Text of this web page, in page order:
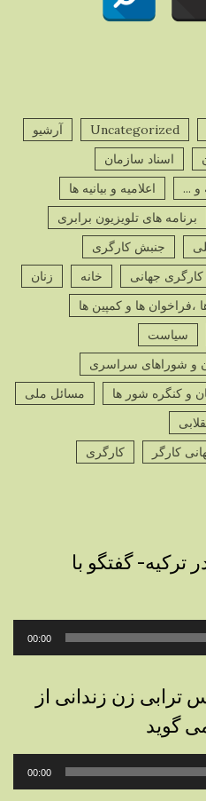
Uncategorized
آرشیو
اسناد سازمان
و ...
اعلامیه و بیانیه ها
برنامه های تلویزیون برابری
جنبش کارگری
جهانی خانه
زنان
،فراخوان ها و کمپین ها
سیاست
و شوراهای سراسری
و کنگره شور ها
مسائل ملی
کارگر
کارگری
ترکیه- گفتگو با
00:00
ترابی زن زندانی از
گوید
00:00